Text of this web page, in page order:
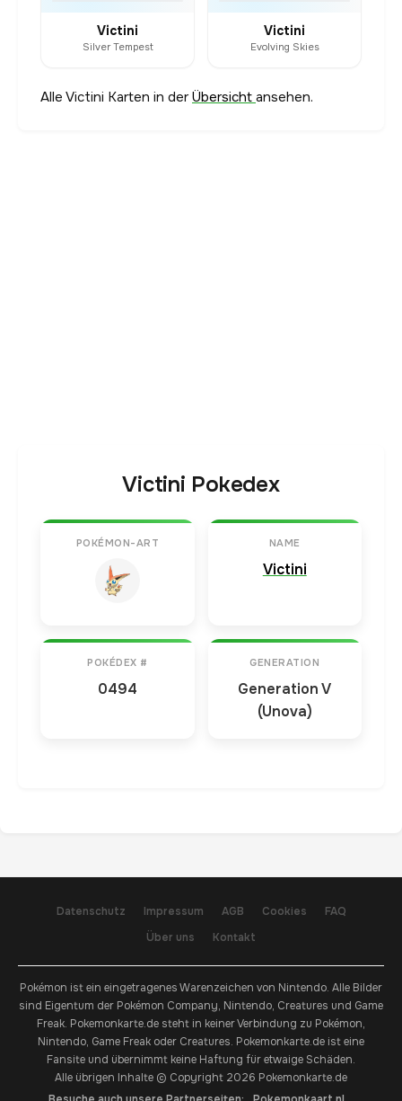
Victini
Silver Tempest
Victini
Evolving Skies
Alle Victini Karten in derÜbersicht ansehen.
Victini Pokedex
POKÉMON-ART NAME
Victini
POKÉDEX #
0494
GENERATION
Generation V
(Unova)
Datenschutz Impressum AGB Cookies
FAQ
Über uns
Kontakt
Pokémon ist ein eingetragenes Warenzeichen von Nintendo. Alle Bilder
sind Eigentum der Pokémon Company, Nintendo, Creatures und Game
Freak. Pokemonkarte.de steht in keiner Verbindung zu Pokémon,
Nintendo, Game Freak oder Creatures. Pokemonkarte.de ist eine
Fansite und übernimmt keine Haftung für etwaige Schäden.
Alle übrigen Inhalte © Copyright 2026 Pokemonkarte.de